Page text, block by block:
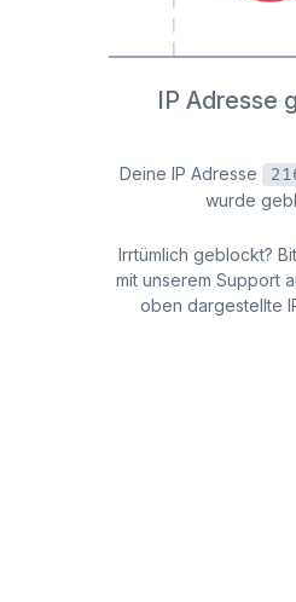
IP Adresse
Deine IP Adresse
wurde
Irrtümlich geblockt?
mit unserem Support
oben dargestellte